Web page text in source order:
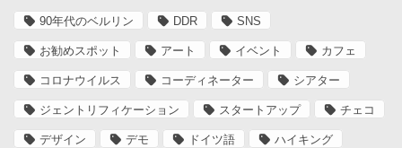
90年代のベルリン DDR SNS
お勧めスポット アート イベント カフェ
コロナウイルス コーディネーター シアター
ジェントリフィケーション スタートアップ チェコ
デザイン デモ ドイツ語 ハイキング